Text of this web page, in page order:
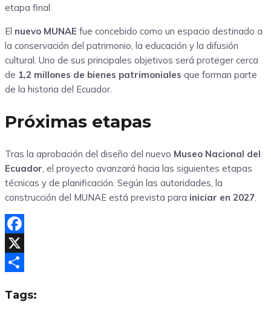
etapa final.
El nuevo MUNAE fue concebido como un espacio destinado a
la conservación del patrimonio, la educación y la difusión
cultural. Uno de sus principales objetivos será proteger cerca
de 1,2 millones de bienes patrimoniales que forman parte
de la historia del Ecuador.
Próximas etapas
Tras la aprobación del diseño del nuevo Museo Nacional del
Ecuador , el proyecto avanzará hacia las siguientes etapas
técnicas y de planificación. Según las autoridades, la
construcción del MUNAE está prevista para iniciar en 2027
Facebook
X
Tags: